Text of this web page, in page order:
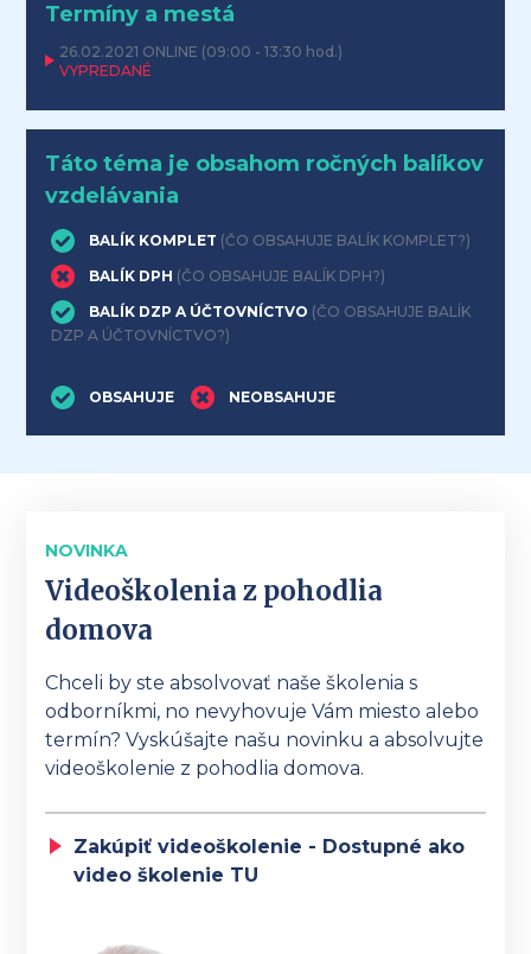
Termíny a mestá
26.02.2021 ONLINE (09:00 - 13:30 hod.)
VYPREDANÉ
Táto téma je obsahom ročných balíkov
vzdelávania
BALÍK KOMPLET (ČO OBSAHUJE BALÍK KOMPLET?)
BALÍK DPH (ČO OBSAHUJE BALÍK DPH?)
BALÍK DZP A ÚČTOVNÍCTVO (ČO OBSAHUJE BALÍK
DZP A ÚČTOVNÍCTVO?)
OBSAHUJE NEOBSAHUJE
NOVINKA
Videoškolenia z pohodlia
domova
Chceli by ste absolvovať naše školenia s
odborníkmi, no nevyhovuje Vám miesto alebo
termín? Vyskúšajte našu novinku a absolvujte
videoškolenie z pohodlia domova.
Zakúpiť videoškolenie - Dostupné ako
video školenie TU